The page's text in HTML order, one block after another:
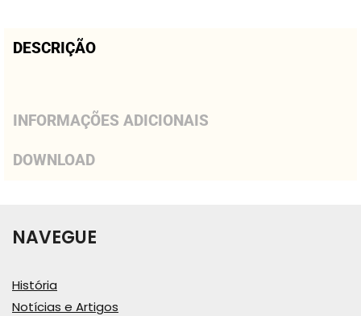
DESCRIÇÃO
INFORMAÇÕES ADICIONAIS
DOWNLOAD
NAVEGUE
História
Notícias e Artigos